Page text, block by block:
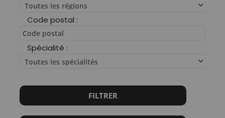
Code postal :
Spécialité :
FILTRER